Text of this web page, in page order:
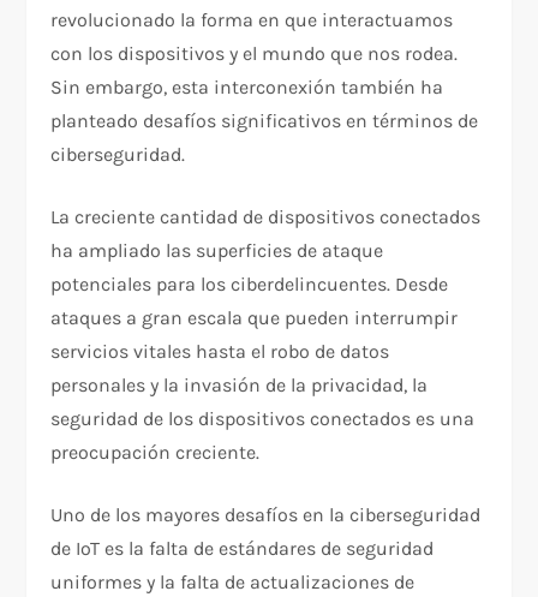
revolucionado la forma en que interactuamos
con los dispositivos y el mundo que nos rodea.
Sin embargo, esta interconexión también ha
planteado desafíos significativos en términos de
ciberseguridad.
La creciente cantidad de dispositivos conectados
ha ampliado las superficies de ataque
potenciales para los ciberdelincuentes. Desde
ataques a gran escala que pueden interrumpir
servicios vitales hasta el robo de datos
personales y la invasión de la privacidad, la
seguridad de los dispositivos conectados es una
preocupación creciente.
Uno de los mayores desafíos en la ciberseguridad
de IoT es la falta de estándares de seguridad
uniformes y la falta de actualizaciones de